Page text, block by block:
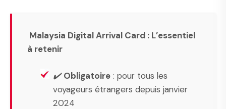
Malaysia Digital Arrival Card : L’essentiel
à retenir
✔️Obligatoire : pour tous les
voyageurs étrangers depuis janvier
2024